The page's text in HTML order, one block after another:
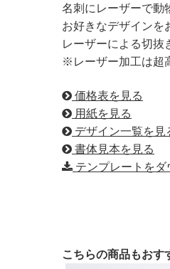
名刺にレーザーで動
お好きなデザインを
レーザーによる切抜
※レーザー加工は超
価格表を見る
用紙を見る
デザイン一覧を見
書体見本を見る
テンプレートをダ
こちらの商品もおす